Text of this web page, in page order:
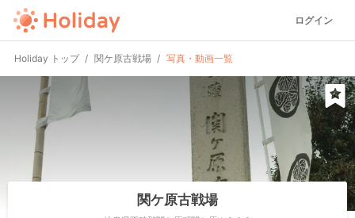
ログイン
Holiday トップ 関ケ原古戦場 写真・動画一覧
関ケ原古戦場